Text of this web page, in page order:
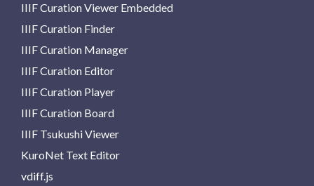
IIIF Curation Viewer Embedded
IIIF Curation Finder
IIIF Curation Manager
IIIF Curation Editor
IIIF Curation Player
IIIF Curation Board
IIIF Tsukushi Viewer
KuroNet Text Editor
vdiff.js